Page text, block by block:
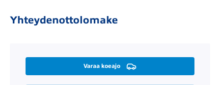
Yhteydenottolomake
Varaa koeajo